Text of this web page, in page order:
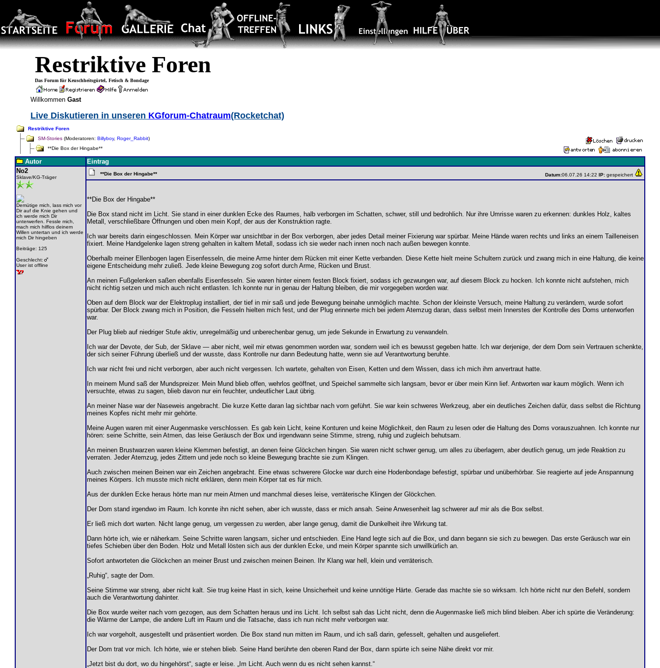
Restriktive Foren
Das Forum für Keuschheitsgürtel, Fetisch & Bondage
Willkommen Gast
Live Diskutieren in unseren KGforum-Chatraum(Rocketchat)
Restriktive Foren
SM-Stories (Moderatoren: Billyboy, Roger_Rabbit)
**Die Box der Hingabe**
Autor
Eintrag
No2
Sklave/KG-Träger
Demütige mich, lass mich vor
Dir auf die Knie gehen und
ich werde mich Dir
unterwerfen. Fessle mich,
mach mich hilflos deinem
Willen untertan und ich werde
mich Dir hingeben
Beiträge: 125
Geschlecht:
User ist offline
**Die Box der Hingabe** Datum:06.07.26 14:22 IP: gespeichert
**Die Box der Hingabe**
Die Box stand nicht im Licht. Sie stand in einer dunklen Ecke des Raumes, halb verborgen im Schatten, schwer, still und bedrohlich. Nur ihre Umrisse waren zu erkennen: dunkles Holz, kaltes
Metall, verschließbare Öffnungen und oben mein Kopf, der aus der Konstruktion ragte.
Ich war bereits darin eingeschlossen. Mein Körper war unsichtbar in der Box verborgen, aber jedes Detail meiner Fixierung war spürbar. Meine Hände waren rechts und links an einem Tailleneisen
fixiert. Meine Handgelenke lagen streng gehalten in kaltem Metall, sodass ich sie weder nach innen noch nach außen bewegen konnte.
Oberhalb meiner Ellenbogen lagen Eisenfesseln, die meine Arme hinter dem Rücken mit einer Kette verbanden. Diese Kette hielt meine Schultern zurück und zwang mich in eine Haltung, die keine
eigene Entscheidung mehr zuließ. Jede kleine Bewegung zog sofort durch Arme, Rücken und Brust.
An meinen Fußgelenken saßen ebenfalls Eisenfesseln. Sie waren hinter einem festen Block fixiert, sodass ich gezwungen war, auf diesem Block zu hocken. Ich konnte nicht aufstehen, mich
nicht richtig setzen und mich auch nicht entlasten. Ich konnte nur in genau der Haltung bleiben, die mir vorgegeben worden war.
Oben auf dem Block war der Elektroplug installiert, der tief in mir saß und jede Bewegung beinahe unmöglich machte. Schon der kleinste Versuch, meine Haltung zu verändern, wurde sofort
spürbar. Der Block zwang mich in Position, die Fesseln hielten mich fest, und der Plug erinnerte mich bei jedem Atemzug daran, dass selbst mein Innerstes der Kontrolle des Doms unterworfen
war.
Der Plug blieb auf niedriger Stufe aktiv, unregelmäßig und unberechenbar genug, um jede Sekunde in Erwartung zu verwandeln.
Ich war der Devote, der Sub, der Sklave — aber nicht, weil mir etwas genommen worden war, sondern weil ich es bewusst gegeben hatte. Ich war derjenige, der dem Dom sein Vertrauen schenkte,
der sich seiner Führung überließ und der wusste, dass Kontrolle nur dann Bedeutung hatte, wenn sie auf Verantwortung beruhte.
Ich war nicht frei und nicht verborgen, aber auch nicht vergessen. Ich wartete, gehalten von Eisen, Ketten und dem Wissen, dass ich mich ihm anvertraut hatte.
In meinem Mund saß der Mundspreizer. Mein Mund blieb offen, wehrlos geöffnet, und Speichel sammelte sich langsam, bevor er über mein Kinn lief. Antworten war kaum möglich. Wenn ich
versuchte, etwas zu sagen, blieb davon nur ein feuchter, undeutlicher Laut übrig.
An meiner Nase war der Naseweis angebracht. Die kurze Kette daran lag sichtbar nach vorn geführt. Sie war kein schweres Werkzeug, aber ein deutliches Zeichen dafür, dass selbst die Richtung
meines Kopfes nicht mehr mir gehörte.
Meine Augen waren mit einer Augenmaske verschlossen. Es gab kein Licht, keine Konturen und keine Möglichkeit, den Raum zu lesen oder die Haltung des Doms vorauszuahnen. Ich konnte nur
hören: seine Schritte, sein Atmen, das leise Geräusch der Box und irgendwann seine Stimme, streng, ruhig und zugleich behutsam.
An meinen Brustwarzen waren kleine Klemmen befestigt, an denen feine Glöckchen hingen. Sie waren nicht schwer genug, um alles zu überlagern, aber deutlich genug, um jede Reaktion zu
verraten. Jeder Atemzug, jedes Zittern und jede noch so kleine Bewegung brachte sie zum Klingen.
Auch zwischen meinen Beinen war ein Zeichen angebracht. Eine etwas schwerere Glocke war durch eine Hodenbondage befestigt, spürbar und unüberhörbar. Sie reagierte auf jede Anspannung
meines Körpers. Ich musste mich nicht erklären, denn mein Körper tat es für mich.
Aus der dunklen Ecke heraus hörte man nur mein Atmen und manchmal dieses leise, verräterische Klingen der Glöckchen.
Der Dom stand irgendwo im Raum. Ich konnte ihn nicht sehen, aber ich wusste, dass er mich ansah. Seine Anwesenheit lag schwerer auf mir als die Box selbst.
Er ließ mich dort warten. Nicht lange genug, um vergessen zu werden, aber lange genug, damit die Dunkelheit ihre Wirkung tat.
Dann hörte ich, wie er näherkam. Seine Schritte waren langsam, sicher und entschieden. Eine Hand legte sich auf die Box, und dann begann sie sich zu bewegen. Das erste Geräusch war ein
tiefes Schieben über den Boden. Holz und Metall lösten sich aus der dunklen Ecke, und mein Körper spannte sich unwillkürlich an.
Sofort antworteten die Glöckchen an meiner Brust und zwischen meinen Beinen. Ihr Klang war hell, klein und verräterisch.
„Ruhig“, sagte der Dom.
Seine Stimme war streng, aber nicht kalt. Sie trug keine Hast in sich, keine Unsicherheit und keine unnötige Härte. Gerade das machte sie so wirksam. Ich hörte nicht nur den Befehl, sondern
auch die Verantwortung dahinter.
Die Box wurde weiter nach vorn gezogen, aus dem Schatten heraus und ins Licht. Ich selbst sah das Licht nicht, denn die Augenmaske ließ mich blind bleiben. Aber ich spürte die Veränderung:
die Wärme der Lampe, die andere Luft im Raum und die Tatsache, dass ich nun nicht mehr verborgen war.
Ich war vorgeholt, ausgestellt und präsentiert worden. Die Box stand nun mitten im Raum, und ich saß darin, gefesselt, gehalten und ausgeliefert.
Der Dom trat vor mich. Ich hörte, wie er stehen blieb. Seine Hand berührte den oberen Rand der Box, dann spürte ich seine Nähe direkt vor mir.
„Jetzt bist du dort, wo du hingehörst“, sagte er leise. „Im Licht. Auch wenn du es nicht sehen kannst.“